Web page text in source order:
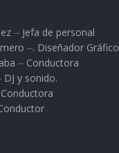
⏤ Jefa de personal
⏤. Diseñador Gráfico
⏤ Conductora
y sonido.